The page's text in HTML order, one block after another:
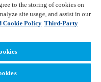
Materials, Inc. | All
to the storing of cookies on
site usage, and assist in our
Cookie Policy Third-Party